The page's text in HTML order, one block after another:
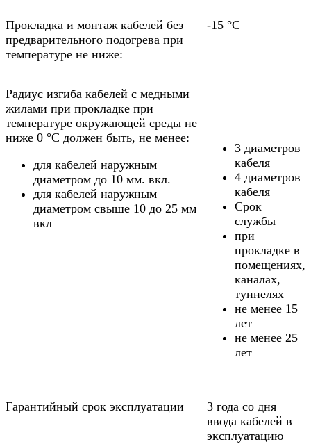
Прокладка и монтаж кабелей без
предварительного подогрева при
температуре не ниже:
-15 °С
Радиус изгиба кабелей с медными
жилами при прокладке при
температуре окружающей среды не
ниже 0 °С должен быть, не менее:
для кабелей наружным
диаметром до 10 мм. вкл.
для кабелей наружным
диаметром свыше 10 до 25 мм
вкл
3 диаметров
кабеля
4 диаметров
кабеля
Срок
службы
при
прокладке в
помещениях,
каналах,
туннелях
не менее 15
лет
не менее 25
лет
Гарантийный срок эксплуатации
3 года со дня
ввода кабелей в
эксплуатацию